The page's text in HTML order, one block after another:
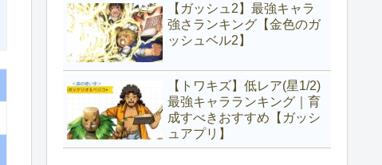
【ガッシュ2】最強キャラ
強さランキング【金色のガ
ッシュベル2】
【トワキズ】低レア(星1/2)
最強キャラランキング｜育
成すべきおすすめ【ガッシ
ュアプリ】